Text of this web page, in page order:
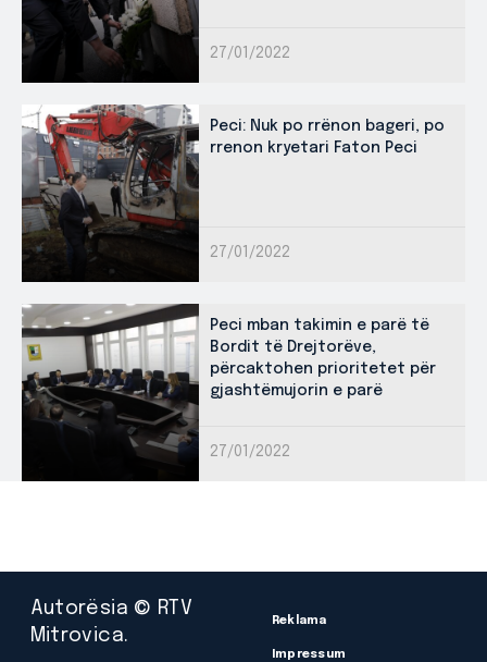
27/01/2022
Peci: Nuk po rrënon bageri, po
rrenon kryetari Faton Peci
27/01/2022
Peci mban takimin e parë të
Bordit të Drejtorëve,
përcaktohen prioritetet për
gjashtëmujorin e parë
27/01/2022
Autorësia © RTV
Mitrovica.
Reklama
Impressum